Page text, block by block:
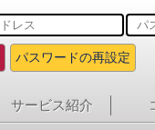
パスワードの再設定
サービス紹介